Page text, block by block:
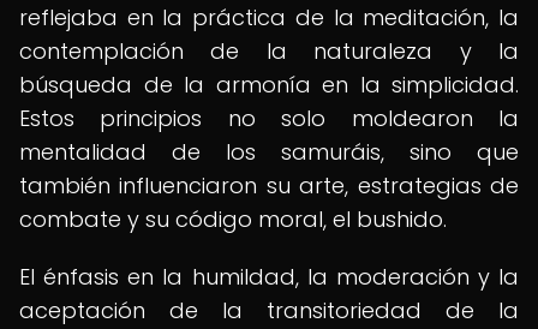
reflejaba en la práctica de la meditación, la
contemplación de la naturaleza y la
búsqueda de la armonía en la simplicidad.
Estos principios no solo moldearon la
mentalidad de los samuráis, sino que
también influenciaron su arte, estrategias de
combate y su código moral, el bushido.
El énfasis en la humildad, la moderación y la
aceptación de la transitoriedad de la